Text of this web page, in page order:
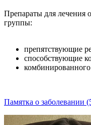
Препараты для лечения
группы:
препятствующие
способствующие
комбинированного
Памятка о заболевании